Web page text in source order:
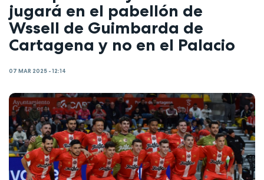
jugará en el pabellón de
Wssell de Guimbarda de
Cartagena y no en el Palacio
07 MAR 2025 - 12:14